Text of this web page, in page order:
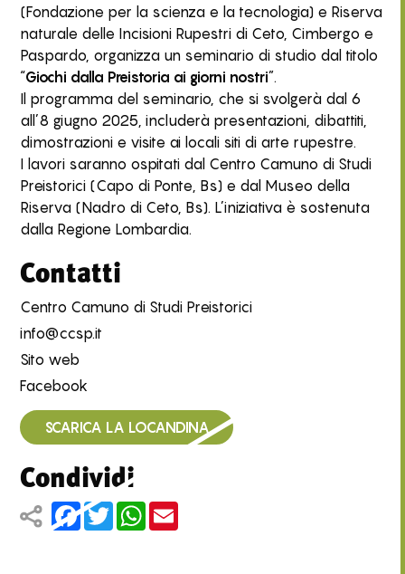
(Fondazione per la scienza e la tecnologia) e Riserva
naturale delle Incisioni Rupestri di Ceto, Cimbergo e
Paspardo, organizza un seminario di studio dal titolo
“Giochi dalla Preistoria ai giorni nostri”.
Il programma del seminario, che si svolgerà dal 6
all’8 giugno 2025, includerà presentazioni, dibattiti,
dimostrazioni e visite ai locali siti di arte rupestre.
I lavori saranno ospitati dal Centro Camuno di Studi
Preistorici (Capo di Ponte, Bs) e dal Museo della
Riserva (Nadro di Ceto, Bs). L’iniziativa è sostenuta
dalla Regione Lombardia.
Contatti
Centro Camuno di Studi Preistorici
info@ccsp.it
Sito web
Facebook
SCARICA LA LOCANDINA
Condividi
Facebook
TwitterWhatsApp
Email